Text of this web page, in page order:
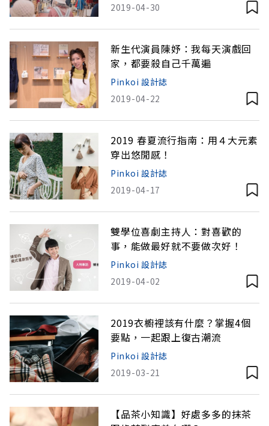
2019-04-30
新生代演員陳妤：我每天演戲回
家，都要殺自己千萬遍
Pinkoi 設計誌
2019-04-22
2019 春夏流行指南：用４大元素
穿出悠閒感！
Pinkoi 設計誌
2019-04-17
雙學位喜劇主持人：對喜歡的
事，能做最好就不要做次好！
Pinkoi 設計誌
2019-04-02
2019衣櫥裡該有什麼？掌握4個
要點，一起跟上復古潮流
Pinkoi 設計誌
2019-03-21
【品茶小知識】好處多多的抹茶